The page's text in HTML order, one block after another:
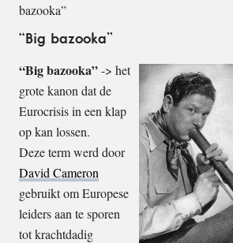
bazooka”
“Big bazooka”
“Big bazooka”-> het
grote kanon dat de
Eurocrisis in een klap
op kan lossen.
Deze term werd door
David Cameron
gebruikt om Europese
leiders aan te sporen
tot krachtdadig